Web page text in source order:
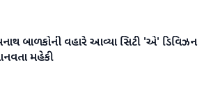
બાળકોની વહારે આવ્યા સિટી 'એ' ડિવિઝન
મહેકી